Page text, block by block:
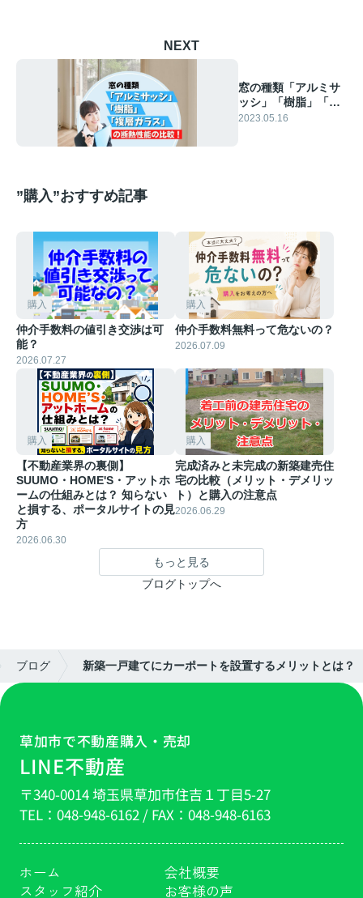
NEXT
窓の種類「アルミサ
ッシ」「樹脂」「複
層ガラス」の断熱性
2023.05.16
”購入”おすすめ記事
購入
仲介手数料の値引き交渉は可
能？
2026.07.27
購入
仲介手数料無料って危ないの？
2026.07.09
購入
【不動産業界の裏側】
SUUMO・HOME'S・アットホ
ームの仕組みとは？ 知らない
と損する、ポータルサイトの見
方
2026.06.30
購入
完成済みと未完成の新築建売住
宅の比較（メリット・デメリッ
ト）と購入の注意点
2026.06.29
もっと見る
ブログトップへ
ブログ 新築一戸建てにカーポートを設置するメリットとは？
草加市で不動産購入・売却
LINE不動産
〒340-0014 埼玉県草加市住吉１丁目5-27
TEL： 048-948-6162/ FAX： 048-948-6163
ホーム
会社概要
スタッフ紹介
お客様の声